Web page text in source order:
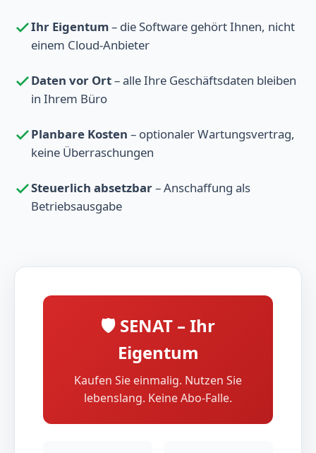
Ihr Eigentum– die Software gehört Ihnen, nicht
einem Cloud-Anbieter
Daten vor Ort– alle Ihre Geschäftsdaten bleiben
in Ihrem Büro
Planbare Kosten – optionaler Wartungsvertrag,
keine Überraschungen
Steuerlich absetzbar– Anschaffung als
Betriebsausgabe
🛡️ SENAT – Ihr
Eigentum
Kaufen Sie einmalig. Nutzen Sie
lebenslang. Keine Abo-Falle.